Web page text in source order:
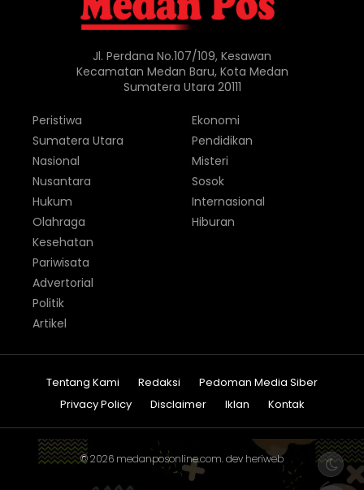
Jl. Perdana No.107/109, Kesawan
Kecamatan Medan Baru, Kota Medan
Sumatera Utara 20111
Peristiwa
Sumatera Utara
Nasional
Nusantara
Hukum
Olahraga
Ekonomi
Pendidikan
Misteri
Sosok
Internasional
Hiburan
Kesehatan
Pariwisata
Advertorial
Politik
Artikel
Tentang Kami Redaksi
Pedoman Media Siber
Privacy Policy
Disclaimer Iklan Kontak
© 2026 medanposonline.com. dev heriweb